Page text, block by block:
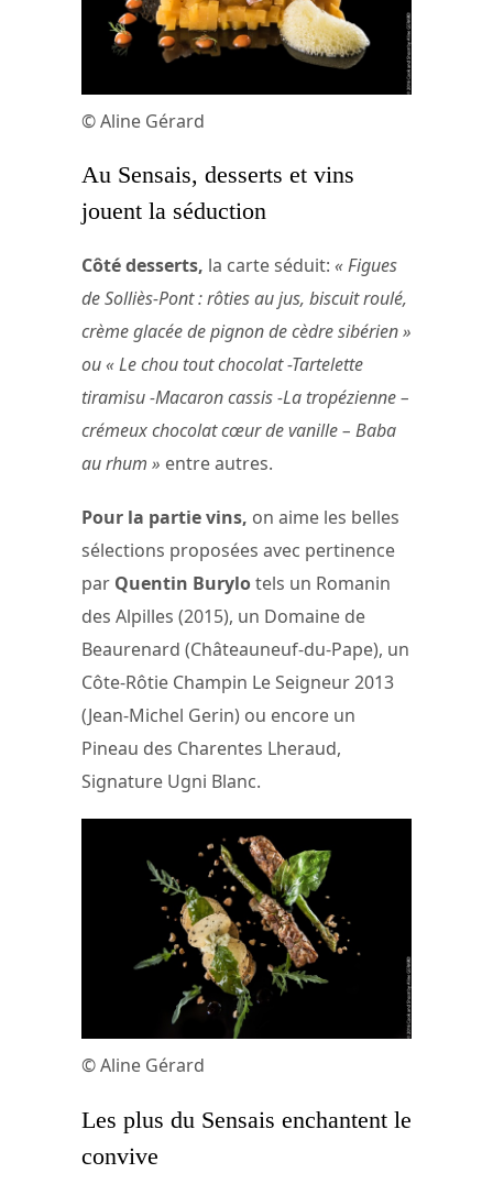
© Aline Gérard
Au Sensais, desserts et vins
jouent la séduction
Côté desserts, la carte séduit: « Figues
de Solliès-Pont : rôties au jus, biscuit roulé,
crème glacée de pignon de cèdre sibérien »
ou « Le chou tout chocolat -Tartelette
tiramisu -Macaron cassis -La tropézienne –
crémeux chocolat cœur de vanille – Baba
au rhum » entre autres.
Pour la partie vins, on aime les belles
sélections proposées avec pertinence
par Quentin Burylotels un Romanin
des Alpilles (2015), un Domaine de
Beaurenard (Châteauneuf-du-Pape), un
Côte-Rôtie Champin Le Seigneur 2013
(Jean-Michel Gerin) ou encore un
Pineau des Charentes Lheraud,
Signature Ugni Blanc.
© Aline Gérard
Les plus du Sensais enchantent le
convive